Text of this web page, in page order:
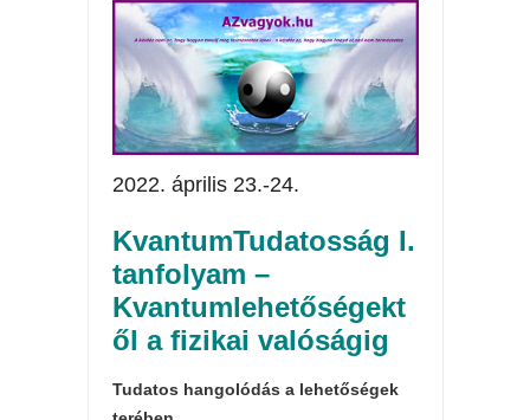
2022. április 23.-24.
KvantumTudatosság I.
tanfolyam –
Kvantumlehetőségekt
ől a fizikai valóságig
Tudatos hangolódás a lehetőségek